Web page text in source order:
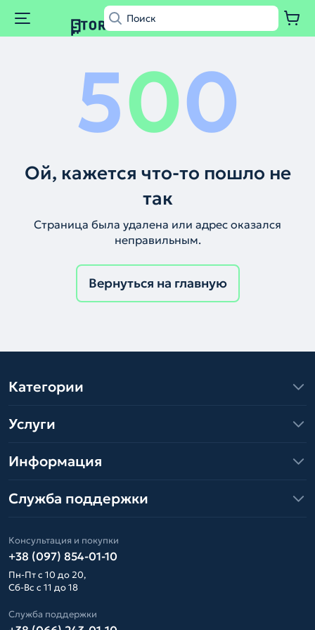
500
Ой, кажется что-то пошло не
так
Страница была удалена или адрес оказался
неправильным.
Вернуться на главную
Категории
Услуги
Информация
Служба поддержки
Консультация и покупки
+38 (097) 854-01-10
Пн-Пт с 10 до 20,
Сб-Вс с 11 до 18
Служба поддержки